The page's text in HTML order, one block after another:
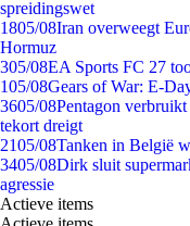
spreidingswet
1805/08Iran overweegt
Hormuz
305/08EA Sports FC 27
105/08Gears of War: E-
3605/08Pentagon
tekort dreigt
2105/08Tanken in België
3405/08Dirk sluit
agressie
Actieve items